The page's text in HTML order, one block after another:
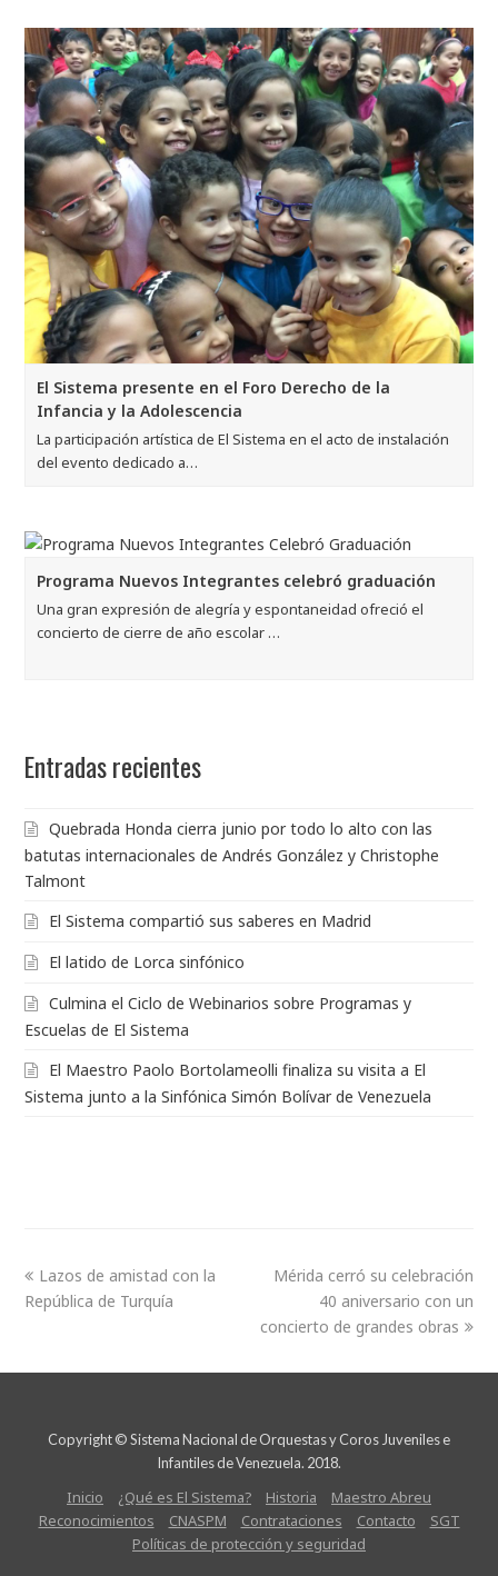
El Sistema presente en el Foro Derecho de la
Infancia y la Adolescencia
La participación artística de El Sistema en el acto de instalación
del evento dedicado a…
Programa Nuevos Integrantes celebró graduación
Una gran expresión de alegría y espontaneidad ofreció el
concierto de cierre de año escolar …
Entradas recientes
Quebrada Honda cierra junio por todo lo alto con las
batutas internacionales de Andrés González y Christophe
Talmont
El Sistema compartió sus saberes en Madrid
El latido de Lorca sinfónico
Culmina el Ciclo de Webinarios sobre Programas y
Escuelas de El Sistema
El Maestro Paolo Bortolameolli finaliza su visita a El
Sistema junto a la Sinfónica Simón Bolívar de Venezuela
Lazos de amistad con la
República de Turquía
Mérida cerró su celebración
40 aniversario con un
concierto de grandes obras
Copyright © Sistema Nacional de Orquestas y Coros Juveniles e
Infantiles de Venezuela. 2018.
Inicio ¿Qué es El Sistema? Historia
Maestro Abreu
Reconocimientos
CNASPM Contrataciones Contacto
SGT
Políticas de protección y seguridad